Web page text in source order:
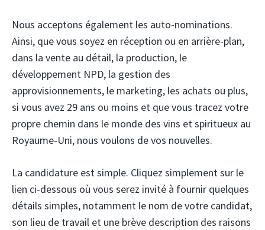
Nous acceptons également les auto-nominations.
Ainsi, que vous soyez en réception ou en arrière-plan,
dans la vente au détail, la production, le
développement NPD, la gestion des
approvisionnements, le marketing, les achats ou plus,
si vous avez 29 ans ou moins et que vous tracez votre
propre chemin dans le monde des vins et spiritueux au
Royaume-Uni, nous voulons de vos nouvelles.
La candidature est simple. Cliquez simplement sur le
lien ci-dessous où vous serez invité à fournir quelques
détails simples, notamment le nom de votre candidat,
son lieu de travail et une brève description des raisons